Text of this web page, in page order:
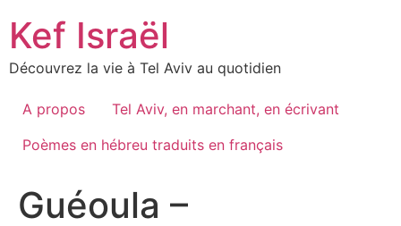
content
Kef Israël
Découvrez la vie à Tel Aviv au quotidien
A propos
Tel Aviv, en marchant, en écrivant
Poèmes en hébreu traduits en français
Guéoula –